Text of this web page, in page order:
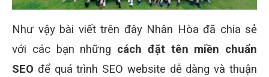
Như vậy bài viết trên đây Nhân Hòa đã chia sẻ
với các bạn những cách đặt tên miền chuẩn
SEO để quá trình SEO website dễ dàng và thuận